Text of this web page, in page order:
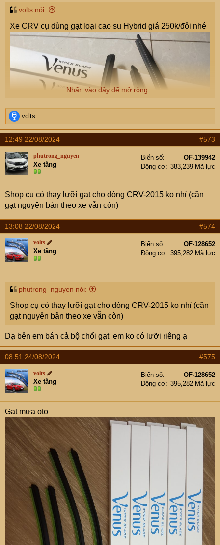
volts nói:
Xe CRV cụ dùng gạt loại cao su Hybrid giá 250k/đôi nhé
Nhấn vào đây để mở rộng...
R
e
a
c
t
i
o
n
s
:
volts
12:49 22/08/2024 #573
phutrong_nguyen
Xe tăng
Biển số
OF-139942
Động cơ
383,239 Mã lực
Shop cụ có thay lưỡi gạt cho dòng CRV-2015 ko nhỉ (cần
gạt nguyên bản theo xe vẫn còn)
13:08 22/08/2024 #574
volts
Xe tăng
Biển số
OF-128652
Động cơ
395,282 Mã lực
phutrong_nguyen nói:
Shop cụ có thay lưỡi gạt cho dòng CRV-2015 ko nhỉ (cần
gạt nguyên bản theo xe vẫn còn)
Dạ bên em bán cả bộ chổi gạt, em ko có lưỡi riêng ạ
08:51 24/08/2024 #575
volts
Xe tăng
Biển số
OF-128652
Động cơ
395,282 Mã lực
Gạt mưa oto